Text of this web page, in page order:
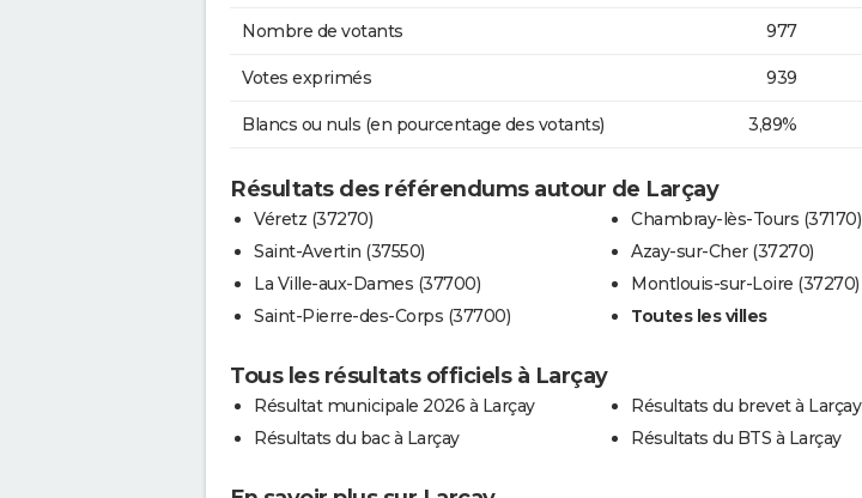
Nombre de votants 977
Votes exprimés 939
Blancs ou nuls (en pourcentage des votants) 3,89%
Résultats des référendums autour de Larçay
Véretz (37270)
Saint-Avertin (37550)
La Ville-aux-Dames (37700)
Saint-Pierre-des-Corps (37700)
Chambray-lès-Tours (37170)
Azay-sur-Cher (37270)
Montlouis-sur-Loire (37270)
Toutes les villes
Tous les résultats officiels à Larçay
Résultat municipale 2026 à Larçay
Résultats du bac à Larçay
Résultats du brevet à Larçay
Résultats du BTS à Larçay